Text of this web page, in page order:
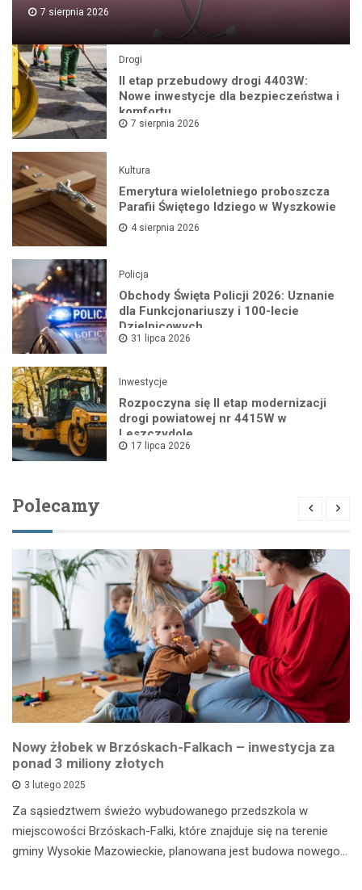
7 sierpnia 2026
Drogi
II etap przebudowy drogi 4403W:
Nowe inwestycje dla bezpieczeństwa i
komfortu
7 sierpnia 2026
Kultura
Emerytura wieloletniego proboszcza
Parafii Świętego Idziego w Wyszkowie
4 sierpnia 2026
Policja
Obchody Święta Policji 2026: Uznanie
dla Funkcjonariuszy i 100-lecie
Dzielnicowych
31 lipca 2026
Inwestycje
Rozpoczyna się II etap modernizacji
drogi powiatowej nr 4415W w
Leszczydole
17 lipca 2026
Polecamy
Nowy żłobek w Brzóskach-Falkach – inwestycja za
ponad 3 miliony złotych
3 lutego 2025
Za sąsiedztwem świeżo wybudowanego przedszkola w
miejscowości Brzóskach-Falki, które znajduje się na terenie
gminy Wysokie Mazowieckie, planowana jest budowa nowego…